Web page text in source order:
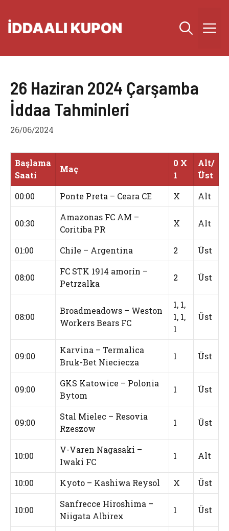
atla
26 Haziran 2024 Çarşamba
İddaa Tahminleri
26/06/2024
Başlama
Saati
Maç
0 X
1
Alt/
Üst
00:00
Ponte Preta – Ceara CE X Alt
00:30
Amazonas FC AM –
Coritiba PR
X Alt
01:00 Chile – Argentina 2 Üst
08:00
FC STK 1914 amorín –
Petrzalka
2 Üst
08:00
Broadmeadows – Weston
Workers Bears FC
1, 1,
1, 1,
1
Üst
09:00
Karvina – Termalica
Bruk-Bet Nieciecza
1 Üst
09:00
GKS Katowice – Polonia
Bytom
1 Üst
09:00
Stal Mielec – Resovia
Rzeszow
1 Üst
10:00
V-Varen Nagasaki –
Iwaki FC
1 Alt
10:00 Kyoto – Kashiwa Reysol X Üst
10:00
Sanfrecce Hiroshima –
Niigata Albirex
1 Üst